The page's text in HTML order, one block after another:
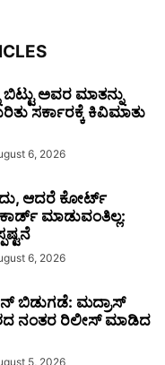
ಬಿಟ್ಟು ಅವರ ಮಾತನ್ನು
ಸರ್ಕಾರಕ್ಕೆ ಕಿವಿಮಾತು
6, 2026
ಆದರೆ ಕೋರ್ಟ್
ಮಾಡುವಂತಿಲ್ಲ:
6, 2026
ಬಿಡುಗಡೆ: ಮದ್ರಾಸ್
ನಂತರ ರಿಲೀಸ್ ಮಾಡಿದ
5, 2026